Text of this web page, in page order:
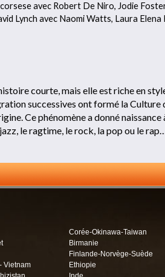
avec Robert De Niro, Jodie
Lynch avec Naomi Watts, Laura
courte, mais elle est riche en
successives ont formé la
Ce phénomène a donné
le ragtime, le rock, la pop ou le
Corée-Okinawa-Taiwan
Birmanie
Finlande-Norvège-Suède
Vietnam
Ethiopie